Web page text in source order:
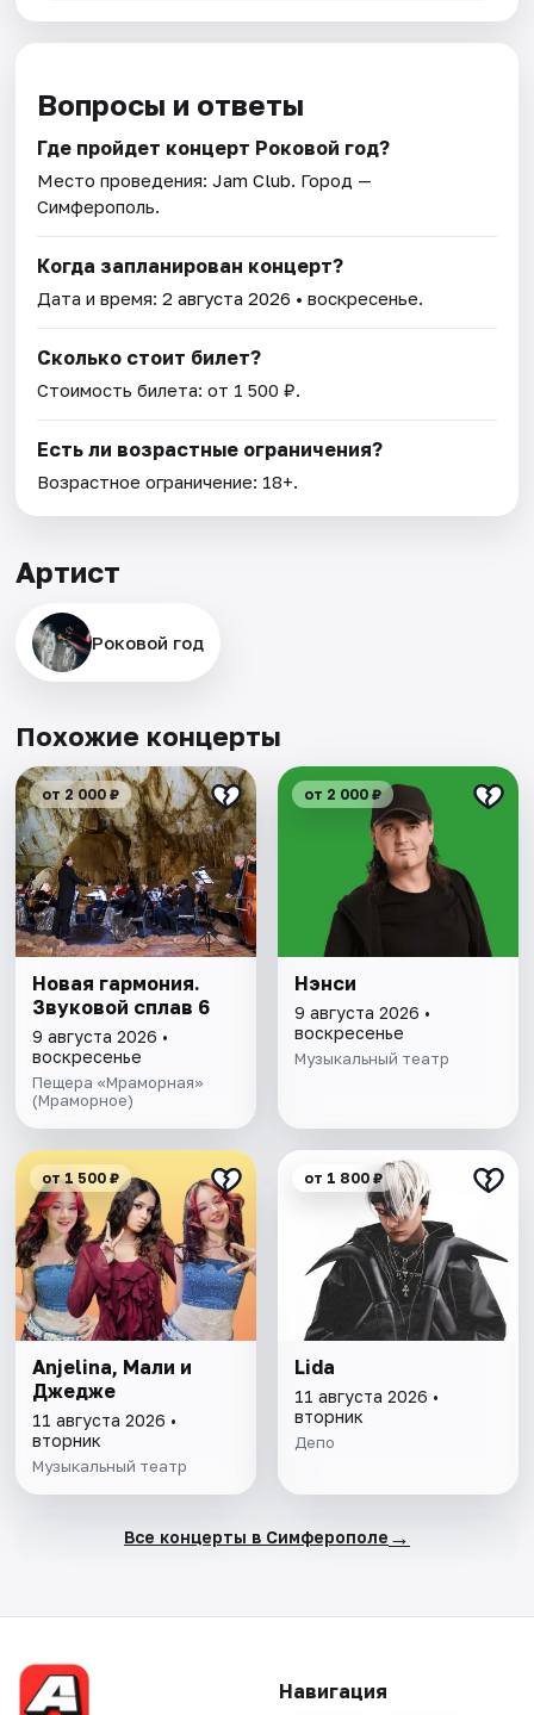
Вопросы и ответы
Где пройдет концерт Роковой год?
Место проведения:Jam Club. Город —
Симферополь.
Когда запланирован концерт?
Дата и время:2 августа 2026 • воскресенье.
Сколько стоит билет?
Стоимость билета: от 1 500 ₽.
Есть ли возрастные ограничения?
Возрастное ограничение: 18+.
Артист
Роковой год
Похожие концерты
от 2 000 ₽
Новая гармония.
Звуковой сплав 6
9 августа 2026 •
воскресенье
Пещера «Мраморная»
(Мраморное)
от 2 000 ₽
Нэнси
9 августа 2026 •
воскресенье
Музыкальный театр
от 1 500 ₽
Anjelina, Мали и
Джедже
11 августа 2026 •
вторник
Музыкальный театр
от 1 800 ₽
Lida
11 августа 2026 •
вторник
Депо
Все концерты в Симферополе →
Навигация